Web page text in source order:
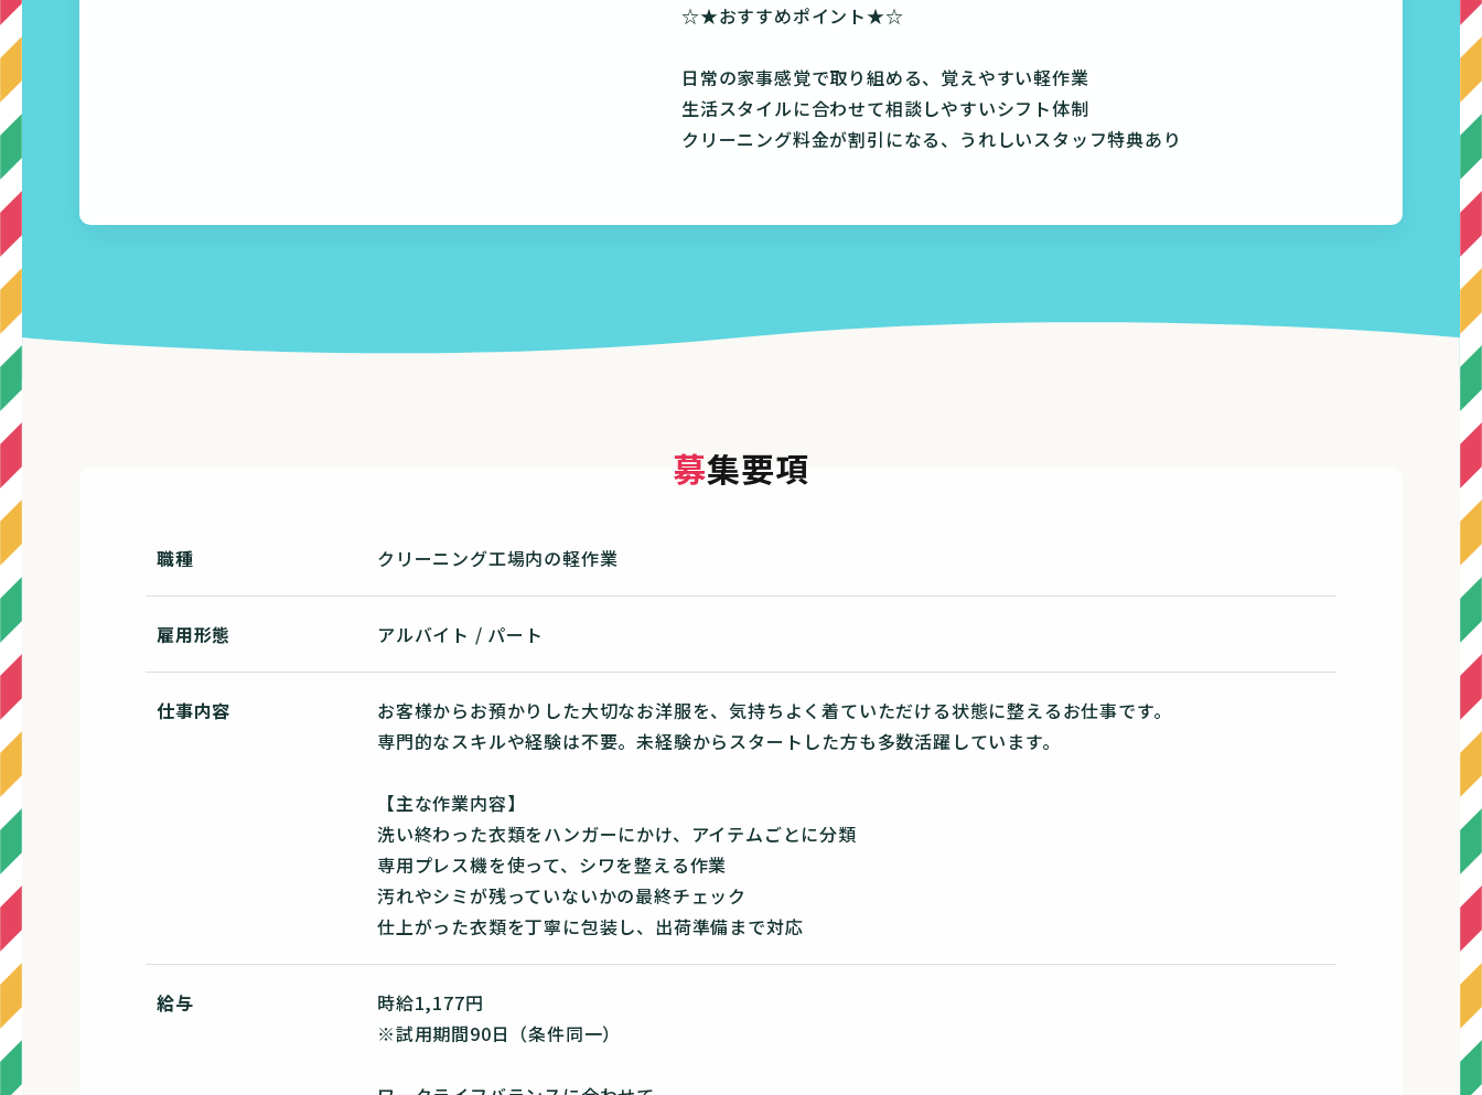
☆★おすすめポイント★☆
日常の家事感覚で取り組める、覚えやすい軽作業
生活スタイルに合わせて相談しやすいシフト体制
クリーニング料金が割引になる、うれしいスタッフ特典あり
募集要項
職種 クリーニング工場内の軽作業
雇用形態 アルバイト / パート
仕事内容
お客様からお預かりした大切なお洋服を、気持ちよく着ていただける状態に整えるお仕事です。
専門的なスキルや経験は不要。未経験からスタートした方も多数活躍しています。
【主な作業内容】
洗い終わった衣類をハンガーにかけ、アイテムごとに分類
専用プレス機を使って、シワを整える作業
汚れやシミが残っていないかの最終チェック
仕上がった衣類を丁寧に包装し、出荷準備まで対応
給与
時給1,177円
※試用期間90日（条件同一）